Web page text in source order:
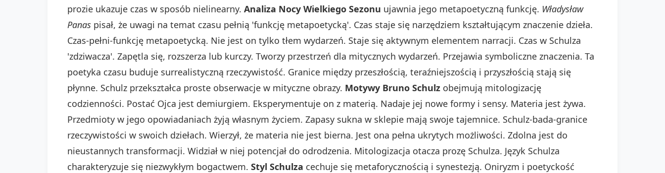
prozie ukazuje czas w sposób nielinearny. Analiza Nocy Wielkiego Sezonu ujawnia jego metapoetyczną funkcję. Władysław
Panas pisał, że uwagi na temat czasu pełnią 'funkcję metapoetycką'. Czas staje się narzędziem kształtującym znaczenie dzieła.
Czas-pełni-funkcję metapoetycką. Nie jest on tylko tłem wydarzeń. Staje się aktywnym elementem narracji. Czas w Schulza
'zdziwacza'. Zapętla się, rozszerza lub kurczy. Tworzy przestrzeń dla mitycznych wydarzeń. Przejawia symboliczne znaczenia. Ta
poetyka czasu buduje surrealistyczną rzeczywistość. Granice między przeszłością, teraźniejszością i przyszłością stają się
płynne. Schulz przekształca proste obserwacje w mityczne obrazy. Motywy Bruno Schulz obejmują mitologizację
codzienności. Postać Ojca jest demiurgiem. Eksperymentuje on z materią. Nadaje jej nowe formy i sensy. Materia jest żywa.
Przedmioty w jego opowiadaniach żyją własnym życiem. Zapasy sukna w sklepie mają swoje tajemnice. Schulz-bada-granice
rzeczywistości w swoich dziełach. Wierzył, że materia nie jest bierna. Jest ona pełna ukrytych możliwości. Zdolna jest do
nieustannych transformacji. Widział w niej potencjał do odrodzenia. Mitologizacja otacza prozę Schulza. Język Schulza
charakteryzuje się niezwykłym bogactwem. Styl Schulza cechuje się metaforycznością i synestezją. Oniryzm i poetyckość